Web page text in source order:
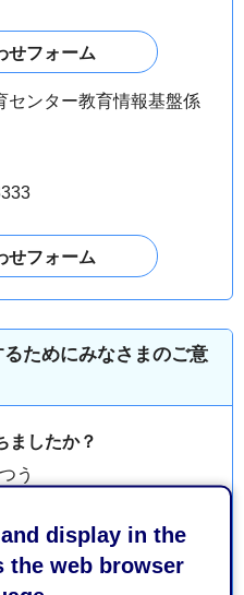
display in the
the web browser
センター教育情報基盤係
ためにみなさまのご意
ましたか？
う
すかったですか？
2：ふつう